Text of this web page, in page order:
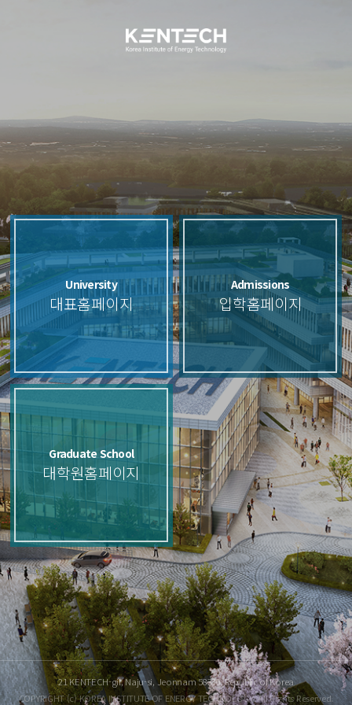
University
대표홈페이지
Admissions
입학홈페이지
Graduate School
대학원홈페이지
21 KENTECH-gil, Naju-si, Jeonnam 58330, Republic of Korea
COPYRIGHT (c) KOREA INSTITUTE OF ENERGY TECHNOLOGY. All Rights Reserved.